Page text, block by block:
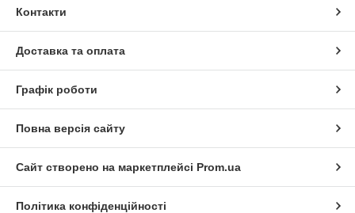
Контакти
Доставка та оплата
Графік роботи
Повна версія сайту
Сайт створено на маркетплейсі Prom.ua
Політика конфіденційності